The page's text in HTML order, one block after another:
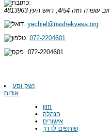
עופרה חזה 4/54, ראש העין
4813963
yechiel@nashekvesa.org
072-2204601
072-2204601
נשק וסע
אודות
חזון
הנהלה
אישורים
שותפים לדרך